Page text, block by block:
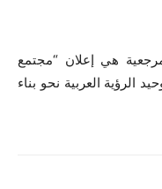
هي إعلان “مجتمع
الرؤية العربية نحو بناء